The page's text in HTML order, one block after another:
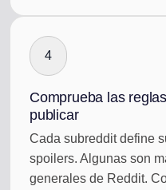
4
Comprueba las
publicar
Cada subreddit define
spoilers. Algunas son
generales de Reddit.